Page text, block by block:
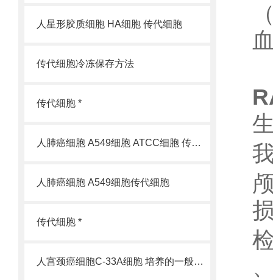
人星形胶质细胞 HA细胞 传代细胞
传代细胞冷冻保存方法
传代细胞 *
人肺癌细胞 A549细胞 ATCC细胞 传代细胞
人肺癌细胞 A549细胞传代细胞
传代细胞 *
人宫颈癌细胞C-33A细胞 培养的一般过程